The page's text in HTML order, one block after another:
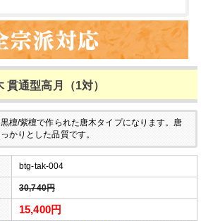
貫通型高月（1対）
檀/紫檀で作られた唐木タイプになります。唐
かりとした品質です。
btg-tak-004
30,740円
15,400円